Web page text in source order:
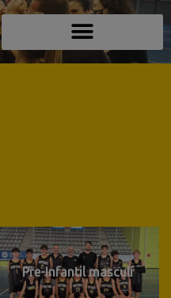
Pre-Infantil masculí